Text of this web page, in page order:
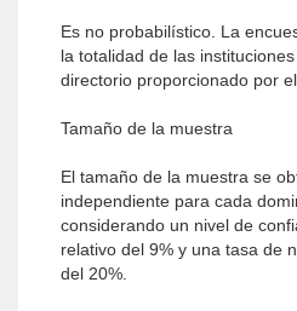
Es no probabilístico. La
la totalidad de las
directorio proporcionado por el
Tamaño de la muestra
El tamaño de la muestra se
independiente para cada
considerando un nivel de
relativo del 9% y una tasa de
del 20%.